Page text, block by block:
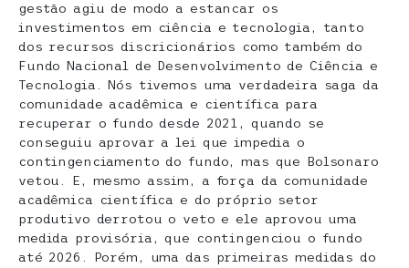
gestão agiu de modo a estancar os
investimentos em ciência e tecnologia, tanto
dos recursos discricionários como também do
Fundo Nacional de Desenvolvimento de Ciência e
Tecnologia. Nós tivemos uma verdadeira saga da
comunidade acadêmica e científica para
recuperar o fundo desde 2021, quando se
conseguiu aprovar a lei que impedia o
contingenciamento do fundo, mas que Bolsonaro
vetou. E, mesmo assim, a força da comunidade
acadêmica científica e do próprio setor
produtivo derrotou o veto e ele aprovou uma
medida provisória, que contingenciou o fundo
até 2026. Porém, uma das primeiras medidas do